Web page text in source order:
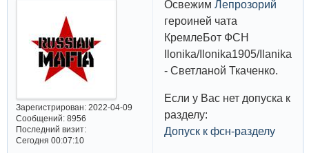
Зарегистрирован: 2022-04-09
Сообщений:8956
Последний визит:
Сегодня 00:07:10
Освежим Лепрозорий
героиней чата
КремлеБот ФСН
Ilonika/Ilonika1905/
- Светланой Ткаченко.
Если у Вас нет допуска к
разделу:
Допуск к фсн-разделу